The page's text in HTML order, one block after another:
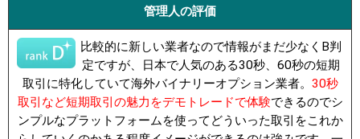
管理人の評価
比較的に新しい業者なので情報がまだ少なくB判
定ですが、日本で人気のある30秒、60秒の短期
取引に特化していて海外バイナリーオプション業者。 30秒
取引など短期取引の魅力をデモトレードで体験できるのでシ
ンプルなプラットフォームを使ってどういった取引をこれか